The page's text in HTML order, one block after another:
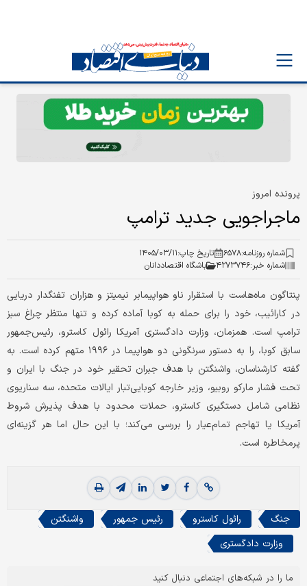
پرونده امروز
ماجراجویی جدید ترامپ
شماره روزنامه:۶۵۷۸ تاریخ چاپ:۱۴۰۵/۰۳/۱۱
شماره خبر:۴۲۷۳۷۴۶ باشگاه اقتصاددانان
پنتاگون ماه‌هاست با استقرار ناو هواپیمابر نیمیتز و هزاران تفنگدار دریایی
در کارائیب، خود را برای حمله به کوبا آماده کرده و تنها منتظر چراغ سبز
ترامپ است. همزمان، وزارت دادگستری آمریکا رائول کاسترو، رئیس‌جمهور
سابق کوبا، را به دستور سرنگونی دو هواپیما در ۱۹۹۶ متهم کرده است. به
گفته کارشناسان، واشنگتن با هدف جبران تحقیر خود در جنگ با ایران و
تحت فشار مارکو روبیو، وزیر خارجه کوبایی‌تبار ایالات متحده، سه سناریوی
نظامی شامل دستگیری کاسترو، حملات محدود با هدف پذیرش شروط
آمریکا یا تهاجم تمام‌عیار را بررسی می‌کند؛ با این حال اما هر گزینه‌ای
پرمخاطره است.
جنگ رائول کاسترو رئیس جمهور
واشنگتن
وزارت دادگستری
ما را در شبکه‌های اجتماعی دنبال کنید